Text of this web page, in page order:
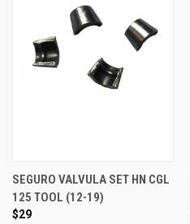
SEGURO VALVULA SET HN CGL
125 TOOL (12-19)
$29